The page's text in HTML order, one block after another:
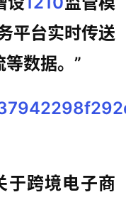
平台实时传送
数据。”
于跨境电子商